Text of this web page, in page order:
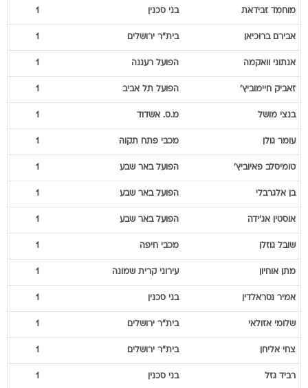
מוחמד זבידאת בני סכנין 1
אבירם ברוכיאן בית"ר ירושלים 1
אנתוני וואקמה הפועל רעננה 1
זאביק חיימוביץ' הפועל תל אביב 1
בנצי מושל מ.ס. אשדוד 1
עומר גולן מכבי פתח תקוה 1
טומיסלב פאיוביץ' הפועל באר שבע 1
בן אלגרבלי הפועל באר שבע 1
אוסטין אג'ידה הפועל באר שבע 1
שובל גוזלן מכבי חיפה 1
מתן אוחיון עירוני קרית שמונה 1
אמיר נסראלדין בני סכנין 1
שלומי אזולאי בית"ר ירושלים 1
צחי אליחן בית"ר ירושלים 1
רביד גזל בני סכנין 1